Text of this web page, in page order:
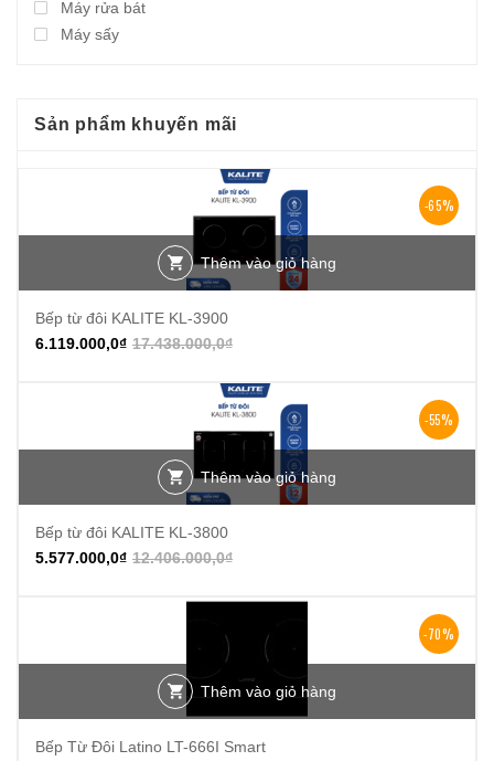
Máy rửa bát
Máy sấy
Sản phẩm khuyến mãi
-65%
Thêm vào giỏ hàng
Bếp từ đôi KALITE KL-3900
17.438.000,0₫
6.119.000,0₫
-55%
Thêm vào giỏ hàng
Bếp từ đôi KALITE KL-3800
12.406.000,0₫
5.577.000,0₫
-70%
Thêm vào giỏ hàng
Bếp Từ Đôi Latino LT-666I Smart